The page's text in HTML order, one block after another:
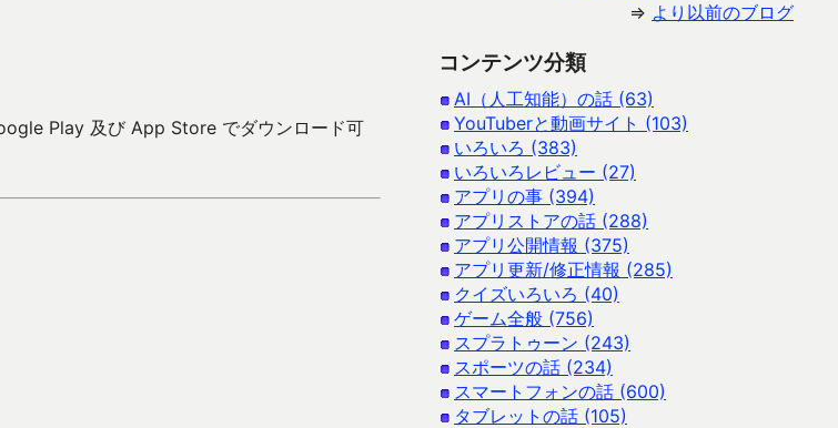
Play 及び App Store でダウンロード可
⇒ より以前のブログ
コンテンツ分類
AI（人工知能）の話 (63)
YouTuberと動画サイト (103)
いろいろ (383)
いろいろレビュー (27)
アプリの事 (394)
アプリストアの話 (288)
アプリ公開情報 (375)
アプリ更新/修正情報 (285)
クイズいろいろ (40)
ゲーム全般 (756)
スプラトゥーン (243)
スポーツの話 (234)
スマートフォンの話 (600)
タブレットの話 (105)